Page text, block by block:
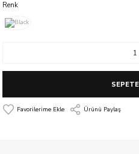
Renk
Ürünü Paylaş